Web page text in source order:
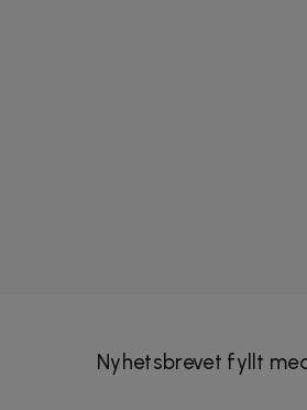
Nyhetsbrevet fyllt